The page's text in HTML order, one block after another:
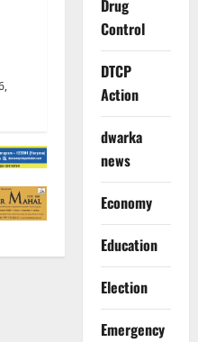
Drug
Control
DTCP
Action
dwarka
news
Economy
Education
Election
Emergency